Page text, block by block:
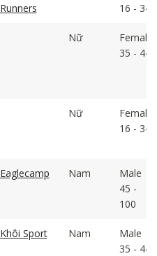
Runners
16 - 34
Nữ
Female
35 - 44
Nữ
Female
16 - 34
Eaglecamp Nam
Male
45 -
100
Khôi Sport Nam
Male
35 - 44